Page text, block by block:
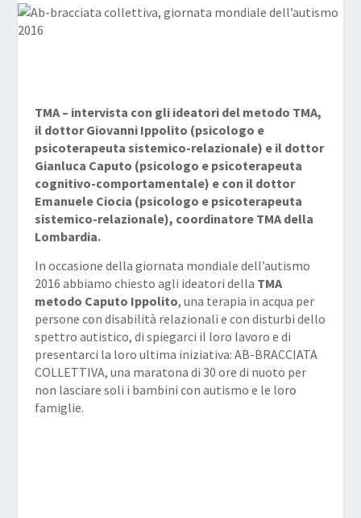
TMA – intervista con gli ideatori del metodo TMA,
il dottor Giovanni Ippolito (psicologo e
psicoterapeuta sistemico-relazionale) e il dottor
Gianluca Caputo (psicologo e psicoterapeuta
cognitivo-comportamentale) e con il dottor
Emanuele Ciocia (psicologo e psicoterapeuta
sistemico-relazionale), coordinatore TMA della
Lombardia.
In occasione della giornata mondiale dell’autismo
2016 abbiamo chiesto agli ideatori della TMA
metodo Caputo Ippolito, una terapia in acqua per
persone con disabilità relazionali e con disturbi dello
spettro autistico, di spiegarci il loro lavoro e di
presentarci la loro ultima iniziativa: AB-BRACCIATA
COLLETTIVA, una maratona di 30 ore di nuoto per
non lasciare soli i bambini con autismo e le loro
famiglie.